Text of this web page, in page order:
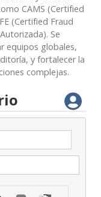
CAMS (Certified
(Certified Fraud
Se
equipos globales,
y fortalecer la
complejas.